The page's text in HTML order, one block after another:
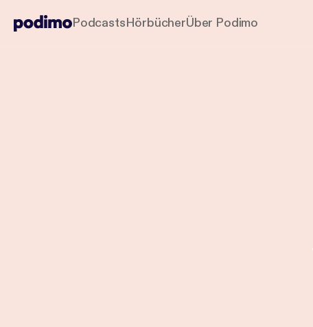
PodcastsHörbücherÜber Podimo